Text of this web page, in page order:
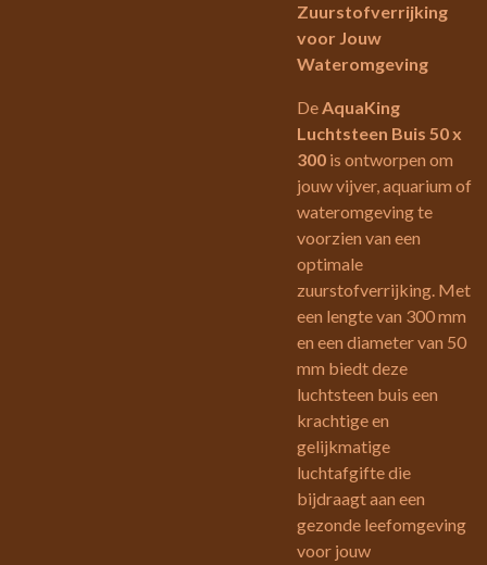
Zuurstofverrijking
voor Jouw
Wateromgeving
DeAquaKing
Luchtsteen Buis 50 x
300 is ontworpen om
jouw vijver, aquarium of
wateromgeving te
voorzien van een
optimale
zuurstofverrijking. Met
een lengte van 300 mm
en een diameter van 50
mm biedt deze
luchtsteen buis een
krachtige en
gelijkmatige
luchtafgifte die
bijdraagt aan een
gezonde leefomgeving
voor jouw